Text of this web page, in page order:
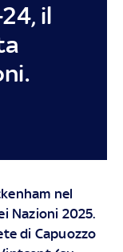
il
nel
Nazioni 2025.
di Capuozzo